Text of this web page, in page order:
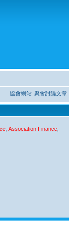
協會網站 聚會討論文章
Association Finance